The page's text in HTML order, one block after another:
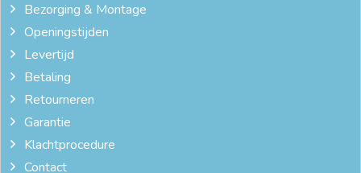
Bezorging & Montage
Openingstijden
Levertijd
Betaling
Retourneren
Garantie
Klachtprocedure
Contact